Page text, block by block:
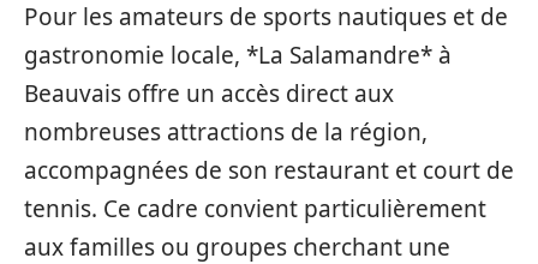
Pour les amateurs de sports nautiques et de
gastronomie locale, *La Salamandre* à
Beauvais offre un accès direct aux
nombreuses attractions de la région,
accompagnées de son restaurant et court de
tennis. Ce cadre convient particulièrement
aux familles ou groupes cherchant une